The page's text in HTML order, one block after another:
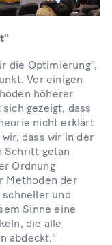
die Optimierung",
Vor einigen
höherer
gezeigt, dass
nicht erklärt
dass wir in der
Schritt getan
Ordnung
Methoden der
und
Sinne eine
die alle
abdeckt."